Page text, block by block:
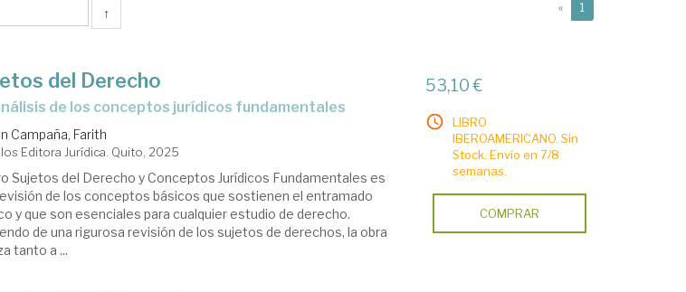
↑ « 1
del Derecho
análisis de los conceptos jurídicos fundamentales
Campaña, Farith
Editora Jurídica. Quito, 2025
Sujetos del Derecho y Conceptos Jurídicos Fundamentales es
de los conceptos básicos que sostienen el entramado
y que son esenciales para cualquier estudio de derecho.
de una rigurosa revisión de los sujetos de derechos, la obra
tanto a ...
53,10 €
LIBRO
IBEROAMERICANO. Sin
Stock. Envío en 7/8
semanas.
COMPRAR